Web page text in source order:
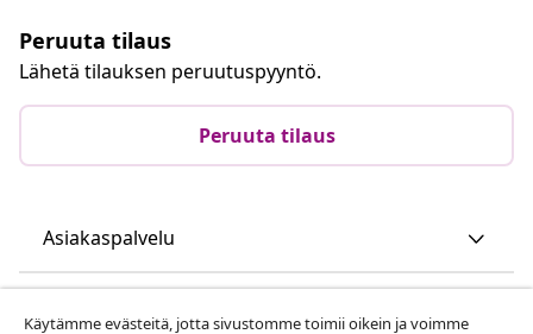
Peruuta tilaus
Lähetä tilauksen peruutuspyyntö.
Peruuta tilaus
Asiakaspalvelu
Käytämme evästeitä, jotta sivustomme toimii oikein ja voimme